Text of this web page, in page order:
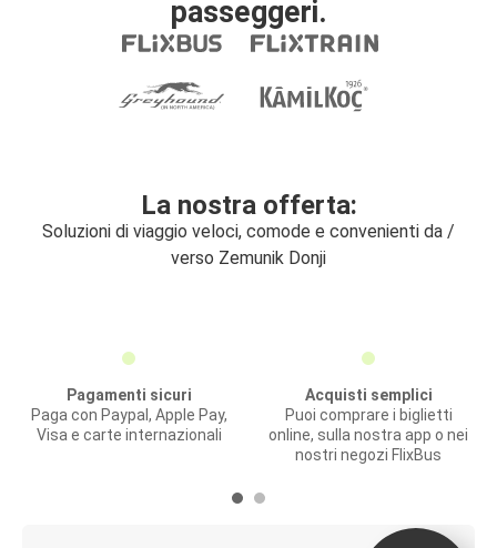
passeggeri.
La nostra offerta:
Soluzioni di viaggio veloci, comode e convenienti da /
verso Zemunik Donji
Pagamenti sicuri
Paga con Paypal, Apple Pay,
Visa e carte internazionali
Acquisti semplici
Puoi comprare i biglietti
online, sulla nostra app o nei
nostri negozi FlixBus